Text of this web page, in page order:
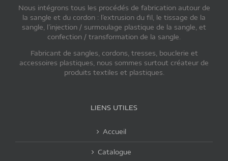
Nous intégrons tous les procédés de fabrication autour de
la sangle et du cordon : l’extrusion du fil, le tissage de la
sangle, l’injection / surmoulage plastique de la sangle, et
confection / transformation de la sangle.
Fabricant de sangles, cordons, tresses, bouclerie et
accessoires plastiques, nous sommes surtout créateur de
produits textiles et plastiques.
LIENS UTILES
Accueil
Catalogue